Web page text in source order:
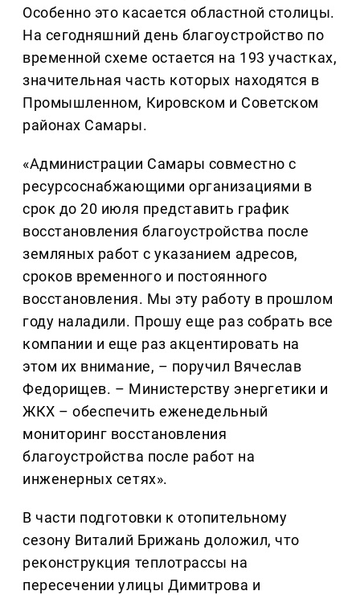
Особенно это касается областной столицы.
На сегодняшний день благоустройство по
временной схеме остается на 193 участках,
значительная часть которых находятся в
Промышленном, Кировском и Советском
районах Самары.
«Администрации Самары совместно с
ресурсоснабжающими организациями в
срок до 20 июля представить график
восстановления благоустройства после
земляных работ с указанием адресов,
сроков временного и постоянного
восстановления. Мы эту работу в прошлом
году наладили. Прошу еще раз собрать все
компании и еще раз акцентировать на
этом их внимание, – поручил Вячеслав
Федорищев. – Министерству энергетики и
ЖКХ – обеспечить еженедельный
мониторинг восстановления
благоустройства после работ на
инженерных сетях».
В части подготовки к отопительному
сезону Виталий Брижань доложил, что
реконструкция теплотрассы на
пересечении улицы Димитрова и